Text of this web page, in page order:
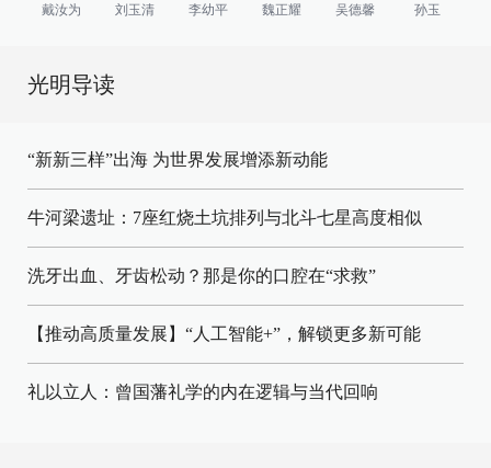
戴汝为
刘玉清 李幼平 魏正耀 吴德馨 孙玉
光明导读
“新新三样”出海 为世界发展增添新动能
牛河梁遗址：7座红烧土坑排列与北斗七星高度相似
洗牙出血、牙齿松动？那是你的口腔在“求救”
【推动高质量发展】“人工智能+”，解锁更多新可能
礼以立人：曾国藩礼学的内在逻辑与当代回响